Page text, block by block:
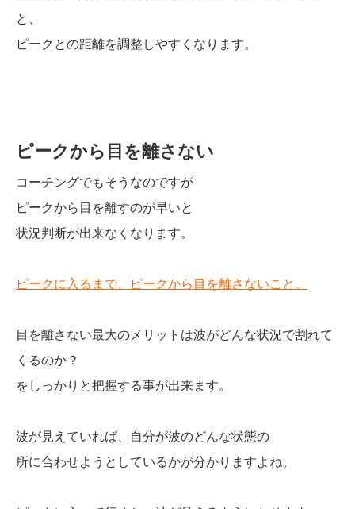
と、
ピークとの距離を調整しやすくなります。
ピークから目を離さない
コーチングでもそうなのですが
ピークから目を離すのが早いと
状況判断が出来なくなります。
ピークに入るまで、ピークから目を離さないこと。
目を離さない最大のメリットは波がどんな状況で割れて
くるのか？
をしっかりと把握する事が出来ます。
波が見えていれば、自分が波のどんな状態の
所に合わせようとしているかが分かりますよね。